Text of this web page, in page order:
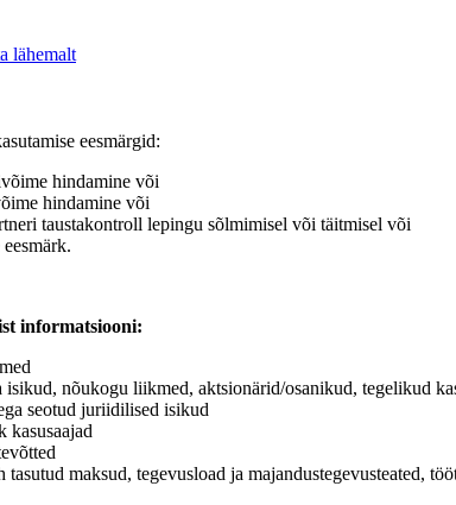
lähemalt
eesmärgid:
hindamine või
hindamine või
taustakontroll lepingu sõlmimisel või täitmisel või
informatsiooni:
isikud, nõukogu liikmed, aktsionärid/osanikud, tegelikud
seotud juriidilised isikud
kasusaajad
tasutud maksud, tegevusload ja majandustegevusteated,